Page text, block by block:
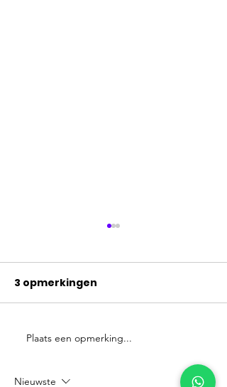
Shopify medewerker
3 opmerkingen
Plaats een opmerking...
Nieuwste